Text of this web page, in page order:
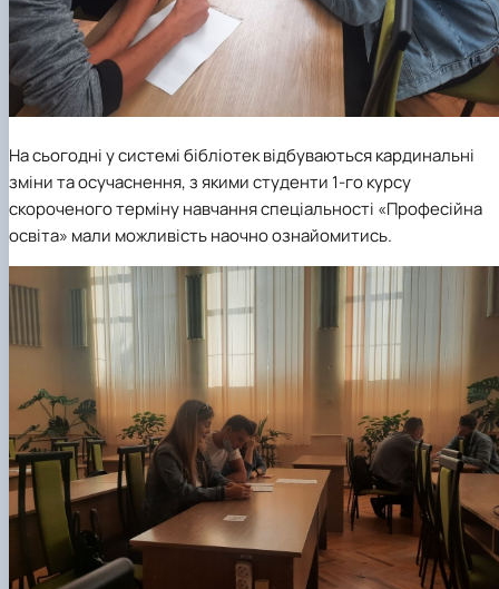
На сьогодні у системі бібліотек відбуваються кардинальні
зміни та осучаснення, з якими студенти 1-го курсу
скороченого терміну навчання спеціальності «Професійна
освіта» мали можливість наочно ознайомитись.